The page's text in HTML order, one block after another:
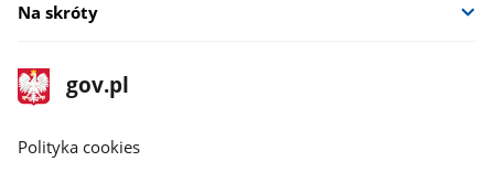
Na skróty
stopka
gov.pl
Strona
gov.pl
gov.pl
Polityka cookies